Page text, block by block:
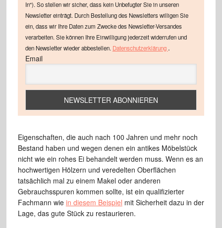
In"). So stellen wir sicher, dass kein Unbefugter Sie in unseren
Newsletter einträgt. Durch Bestellung des Newsletters willigen Sie
ein, dass wir Ihre Daten zum Zwecke des Newsletter-Versandes
verarbeiten. Sie können Ihre Einwilligung jederzeit widerrufen und
den Newsletter wieder abbestellen. Datenschutzerklärung .
Email
Eigenschaften, die auch nach 100 Jahren und mehr noch
Bestand haben und wegen denen ein antikes Möbelstück
nicht wie ein rohes Ei behandelt werden muss. Wenn es an
hochwertigen Hölzern und veredelten Oberflächen
tatsächlich mal zu einem Makel oder anderen
Gebrauchsspuren kommen sollte, ist ein qualifizierter
Fachmann wie in diesem Beispiel mit Sicherheit dazu in der
Lage, das gute Stück zu restaurieren.